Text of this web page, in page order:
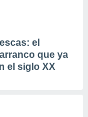
el
que ya
el siglo XX